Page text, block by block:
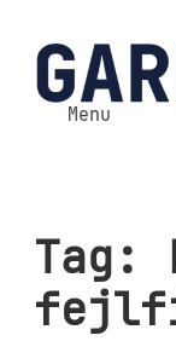
til
indhold
Menu
Tag: